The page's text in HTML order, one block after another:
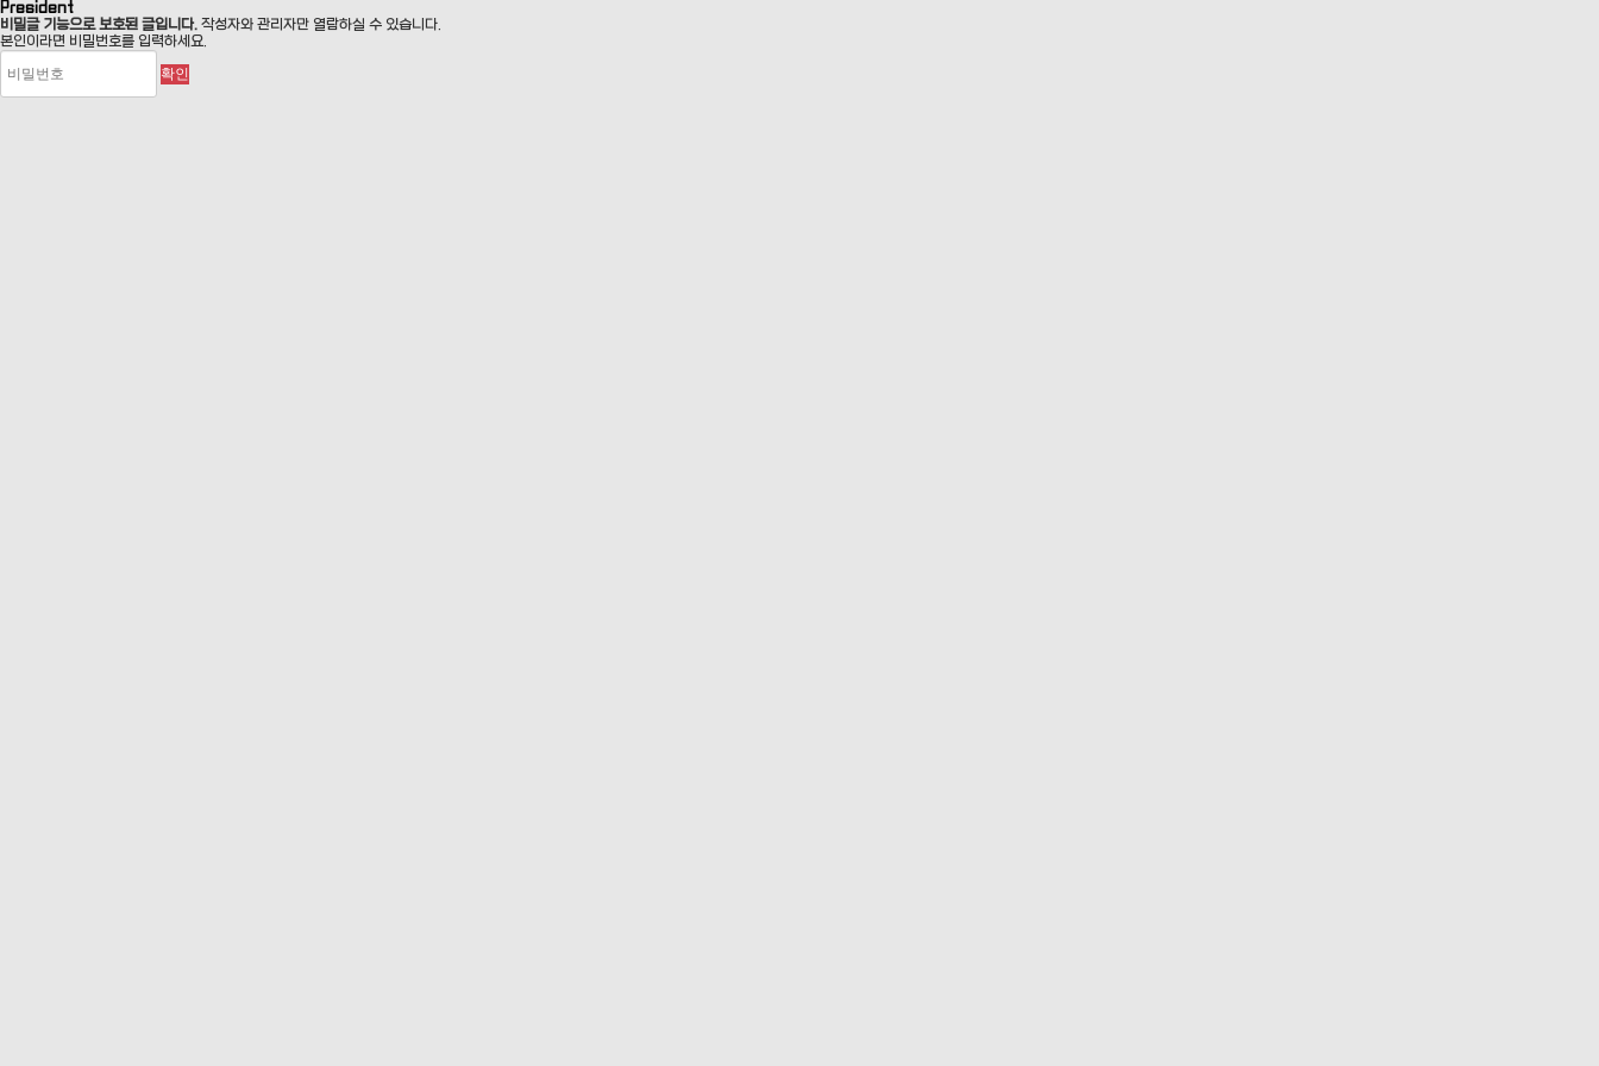
President
비밀글 기능으로 보호된 글입니다. 작성자와 관리자만 열람하실 수 있습니다.
본인이라면 비밀번호를 입력하세요.